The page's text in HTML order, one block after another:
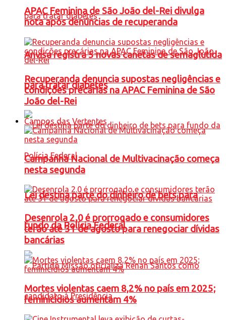
Anvisa registra 5 novas canetas de semaglutida
para tratar diabetes
Lei destina parte do dinheiro de bets para
fundo da Polícia Federal
APAC Feminina de São João del-Rei divulga
nota após denúncias de recuperanda
Recuperanda denuncia supostas negligências e
condições precárias na APAC Feminina de São
João del-Rei
Campos das Vertentes
Campanha Nacional de Multivacinação começa
nesta segunda
Desenrola 2.0 é prorrogado e consumidores
terão até 31 de agosto para renegociar dívidas
bancárias
Mortes violentas caem 8,2% no país em 2025;
feminicídios aumentam 4%